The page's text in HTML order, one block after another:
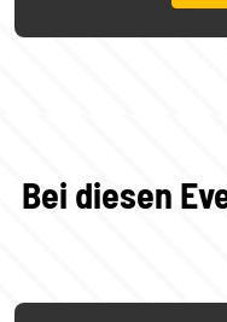
Bei diesen